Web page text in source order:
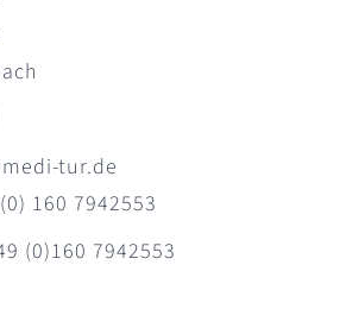
tur.de
160 7942553
(0)160 7942553